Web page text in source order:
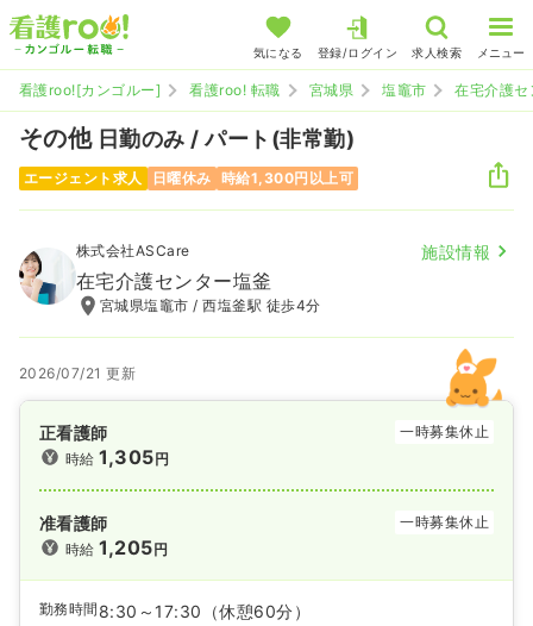
気になる 登録/ログイン 求人検索 メニュー
看護roo![カンゴルー] 看護roo! 転職 宮城県 塩竈市 在宅介護
その他日勤のみ / パート(非常勤)
エージェント求人 日曜休み 時給1,300円以上可
株式会社ASCare 施設情報
在宅介護センター塩釜
宮城県塩竈市 / 西塩釜駅 徒歩4分
2026/07/21 更新
正看護師
一時募集休止
時給1,305円
准看護師
一時募集休止
時給1,205円
勤務時間 8:30～17:30 （休憩60分）